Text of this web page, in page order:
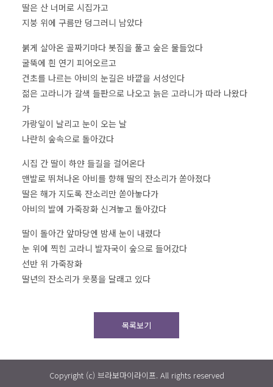
딸은 산 너머로 시집가고
지붕 위에 구름만 덩그러니 남았다
붉게 살아온 골짜기마다 봇짐을 풀고 숲은 물들었다
굴뚝에 흰 연기 피어오르고
건초를 나르는 아비의 눈길은 바깥을 서성인다
젊은 고라니가 갈색 들판으로 나오고 늙은 고라니가 따라 나왔다
가
가랑잎이 날리고 눈이 오는 날
나란히 숲속으로 돌아갔다
시집 간 딸이 하얀 들길을 걸어온다
맨발로 뛰쳐나온 아비를 향해 딸의 잔소리가 쏟아졌다
딸은 해가 지도록 잔소리만 쏟아놓다가
아비의 발에 가죽장화 신겨놓고 돌아갔다
딸이 돌아간 앞마당엔 밤새 눈이 내렸다
눈 위에 찍힌 고라니 발자국이 숲으로 들어갔다
선반 위 가죽장화
딸년의 잔소리가 웃풍을 달래고 있다
목록보기
Copyright (c) 브라보마이라이프. All rights reserved